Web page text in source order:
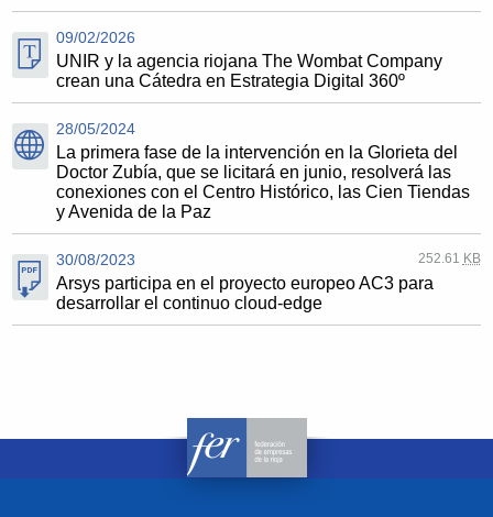
09/02/2026
UNIR y la agencia riojana The Wombat Company
crean una Cátedra en Estrategia Digital 360º
28/05/2024
La primera fase de la intervención en la Glorieta del
Doctor Zubía, que se licitará en junio, resolverá las
conexiones con el Centro Histórico, las Cien Tiendas
y Avenida de la Paz
30/08/2023 252.61 KB
Arsys participa en el proyecto europeo AC3 para
desarrollar el continuo cloud-edge